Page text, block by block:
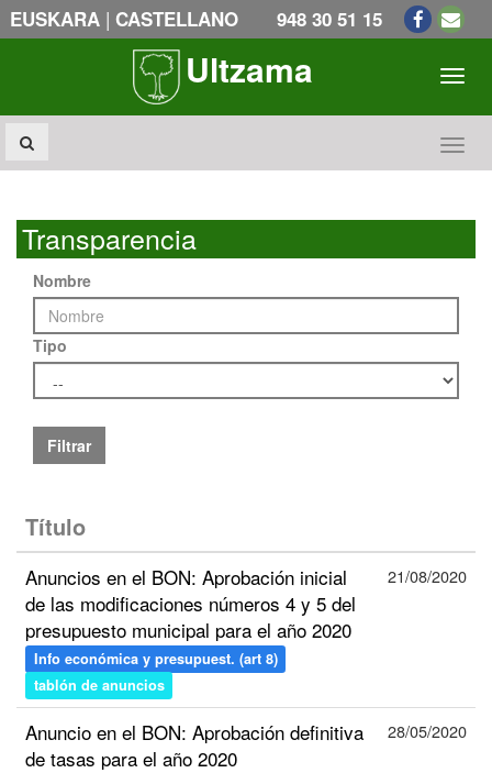
EUSKARA | CASTELLANO 948 30 51 15
Ultzama
Transparencia
Nombre
Tipo
Filtrar
Título
Anuncios en el BON: Aprobación inicial
de las modificaciones números 4 y 5 del
presupuesto municipal para el año 2020
Info económica y presupuest. (art 8)
tablón de anuncios
21/08/2020
Anuncio en el BON: Aprobación definitiva
de tasas para el año 2020
28/05/2020